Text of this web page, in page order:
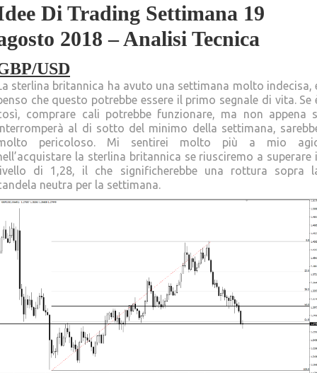
Di Trading Settimana 19
2018 – Analisi Tecnica
USD
sterlina britannica ha avuto una settimana molto indecisa,
che questo potrebbe essere il primo segnale di vita. Se
comprare cali potrebbe funzionare, ma non appena
al di sotto del minimo della settimana,
pericoloso. Mi sentirei molto più a mio
la sterlina britannica se riusciremo a superare
di 1,28, il che significherebbe una rottura sopra
neutra per la settimana.